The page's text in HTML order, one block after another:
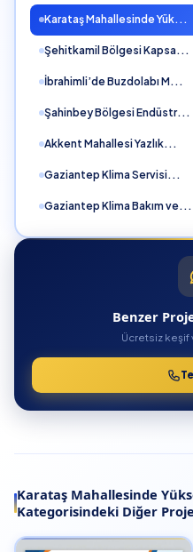
Karataş Mahallesinde Yük...
Şehitkamil Bölgesi Kapsa...
İbrahimli’de Buzdolabı M...
Şahinbey Bölgesi Endüstr...
Akkent Mahallesi Yazlık...
Gaziantep Klima Servisi...
Gaziantep Klima Bakım ve...
Gaziantep Klima Montaj v...
Gaziantep Kombi Servisi...
Benzer
Ücretsiz keşif
Karataş Mahallesinde
Kategorisindeki Diğer